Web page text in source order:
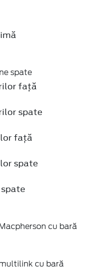
spate
față
spate
față
spate
cu bară
cu bară